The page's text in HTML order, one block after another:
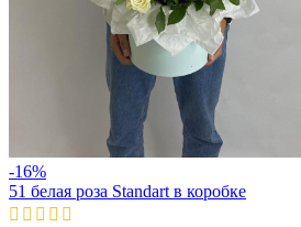
-16%
51 белая роза Standart в коробке